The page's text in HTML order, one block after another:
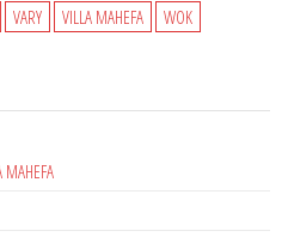
VARY VILLA MAHEFA WOK
MAHEFA